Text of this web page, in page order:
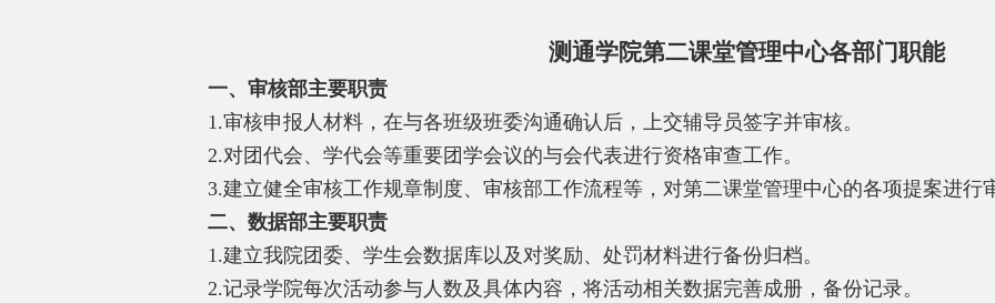
测通学院第二课堂管理中心各部门职能
一、审核部主要职责
1.审核申报人材料，在与各班级班委沟通确认后，上交辅导员签字并审核。
2.对团代会、学代会等重要团学会议的与会代表进行资格审查工作。
3.建立健全审核工作规章制度、审核部工作流程等，对第二课堂管理中心的各项提案进行
二、数据部主要职责
1.建立我院团委、学生会数据库以及对奖励、处罚材料进行备份归档。
2.记录学院每次活动参与人数及具体内容，将活动相关数据完善成册，备份记录。